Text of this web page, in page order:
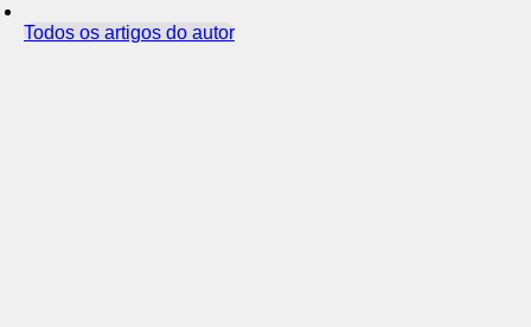
Todos os artigos do autor